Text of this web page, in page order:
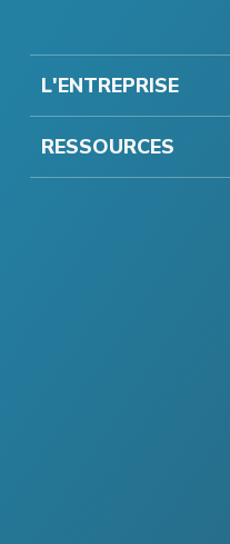
L'ENTREPRISE
RESSOURCES